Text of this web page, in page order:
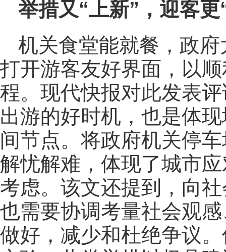
举措又“上新”，迎客更
机关食堂能就餐，政
打开游客友好界面，以
程。现代快报对此发表
出游的好时机，也是体
间节点。将政府机关停
解忧解难，体现了城市
考虑。该文还提到，向
也需要协调考量社会观
做好，减少和杜绝争议